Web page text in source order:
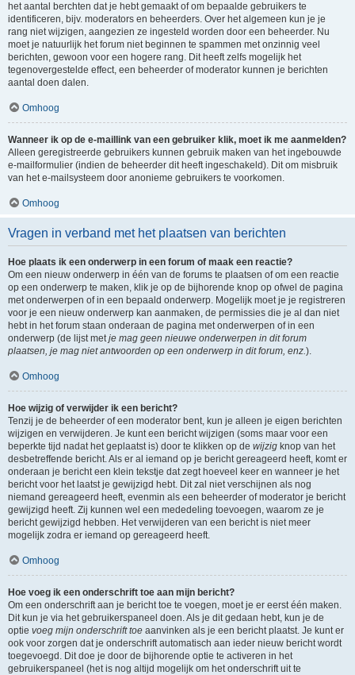
het aantal berchten dat je hebt gemaakt of om bepaalde gebruikers te
identificeren, bijv. moderators en beheerders. Over het algemeen kun je je
rang niet wijzigen, aangezien ze ingesteld worden door een beheerder. Nu
moet je natuurlijk het forum niet beginnen te spammen met onzinnig veel
berichten, gewoon voor een hogere rang. Dit heeft zelfs mogelijk het
tegenovergestelde effect, een beheerder of moderator kunnen je berichten
aantal doen dalen.
Omhoog
Wanneer ik op de e-maillink van een gebruiker klik, moet ik me aanmelden?
Alleen geregistreerde gebruikers kunnen gebruik maken van het ingebouwde
e-mailformulier (indien de beheerder dit heeft ingeschakeld). Dit om misbruik
van het e-mailsysteem door anonieme gebruikers te voorkomen.
Omhoog
Vragen in verband met het plaatsen van berichten
Hoe plaats ik een onderwerp in een forum of maak een reactie?
Om een nieuw onderwerp in één van de forums te plaatsen of om een reactie
op een onderwerp te maken, klik je op de bijhorende knop op ofwel de pagina
met onderwerpen of in een bepaald onderwerp. Mogelijk moet je je registreren
voor je een nieuw onderwerp kan aanmaken, de permissies die je al dan niet
hebt in het forum staan onderaan de pagina met onderwerpen of in een
onderwerp (de lijst metje mag geen nieuwe onderwerpen in dit forum
plaatsen, je mag niet antwoorden op een onderwerp in dit forum, enz.).
Omhoog
Hoe wijzig of verwijder ik een bericht?
Tenzij je de beheerder of een moderator bent, kun je alleen je eigen berichten
wijzigen en verwijderen. Je kunt een bericht wijzigen (soms maar voor een
beperkte tijd nadat het geplaatst is) door te klikken op de wijzig knop van het
desbetreffende bericht. Als er al iemand op je bericht gereageerd heeft, komt er
onderaan je bericht een klein tekstje dat zegt hoeveel keer en wanneer je het
bericht voor het laatst je gewijzigd hebt. Dit zal niet verschijnen als nog
niemand gereageerd heeft, evenmin als een beheerder of moderator je bericht
gewijzigd heeft. Zij kunnen wel een mededeling toevoegen, waarom ze je
bericht gewijzigd hebben. Het verwijderen van een bericht is niet meer
mogelijk zodra er iemand op gereageerd heeft.
Omhoog
Hoe voeg ik een onderschrift toe aan mijn bericht?
Om een onderschrift aan je bericht toe te voegen, moet je er eerst één maken.
Dit kun je via het gebruikerspaneel doen. Als je dit gedaan hebt, kun je de
optie voeg mijn onderschrift toe aanvinken als je een bericht plaatst. Je kunt er
ook voor zorgen dat je onderschrift automatisch aan ieder nieuw bericht wordt
toegevoegd. Dit doe je door de bijhorende optie te activeren in het
gebruikerspaneel (het is nog altijd mogelijk om het onderschrift uit te